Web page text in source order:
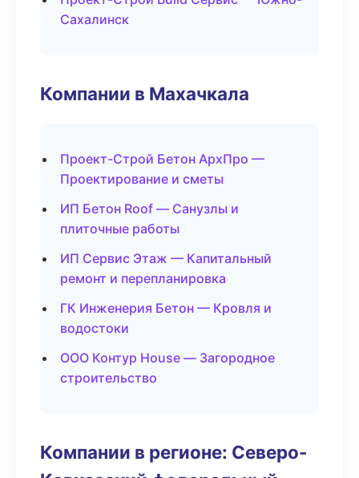
Сахалинск
Компании в Махачкала
Проект-Строй Бетон АрхПро —
Проектирование и сметы
ИП Бетон Roof — Санузлы и
плиточные работы
ИП Сервис Этаж — Капитальный
ремонт и перепланировка
ГК Инженерия Бетон — Кровля и
водостоки
ООО Контур House — Загородное
строительство
Компании в регионе: Северо-